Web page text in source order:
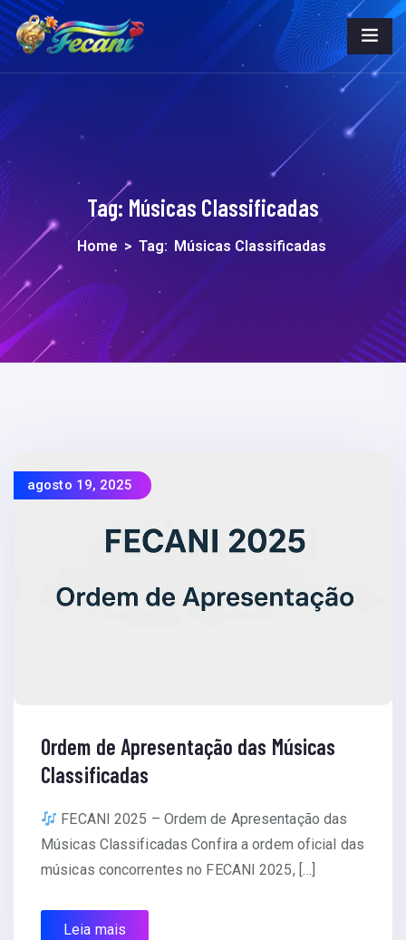
Tag: Músicas Classificadas
Home > Tag: Músicas Classificadas
agosto 19, 2025
Ordem de Apresentação das Músicas
Classificadas
FECANI 2025 – Ordem de Apresentação das
Músicas Classificadas Confira a ordem oficial das
músicas concorrentes no FECANI 2025, […]
Leia mais